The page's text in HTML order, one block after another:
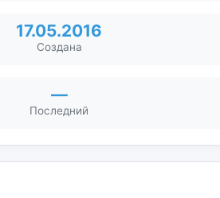
17.05.2016
Создана
—
Последний